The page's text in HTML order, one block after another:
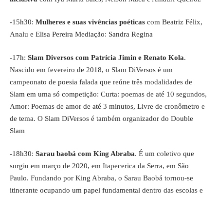
-15h30: Mulheres e suas vivências poéticas com Beatriz Félix,
Analu e Elisa Pereira Mediação: Sandra Regina
-17h: Slam Diversos com Patrícia Jimin e Renato Kola.
Nascido em fevereiro de 2018, o Slam DiVersos é um
campeonato de poesia falada que reúne três modalidades de
Slam em uma só competição: Curta: poemas de até 10 segundos,
Amor: Poemas de amor de até 3 minutos, Livre de cronômetro e
de tema. O Slam DiVersos é também organizador do Double
Slam
-18h30: Sarau baobá com King Abraba. É um coletivo que
surgiu em março de 2020, em Itapecerica da Serra, em São
Paulo. Fundando por King Abraba, o Sarau Baobá tornou-se
itinerante ocupando um papel fundamental dentro das escolas e